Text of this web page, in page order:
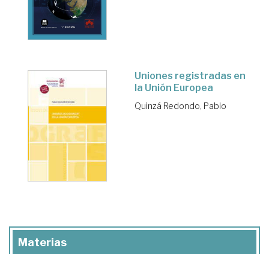
Uniones registradas en
la Unión Europea
Quinzá Redondo, Pablo
Materias